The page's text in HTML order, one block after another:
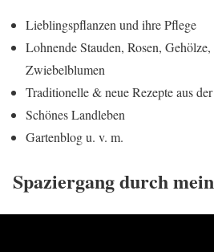
Lieblingspflanzen und ihre Pflege
Lohnende Stauden, Rosen,
Zwiebelblumen
Traditionelle & neue Rezepte aus
Schönes Landleben
Gartenblog u. v. m.
Spaziergang durch